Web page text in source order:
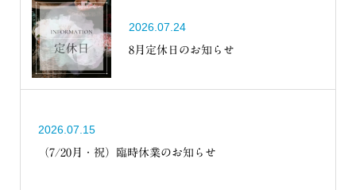
2026.07.24
8月定休日のお知らせ
2026.07.15
（7/20月・祝）臨時休業のお知らせ